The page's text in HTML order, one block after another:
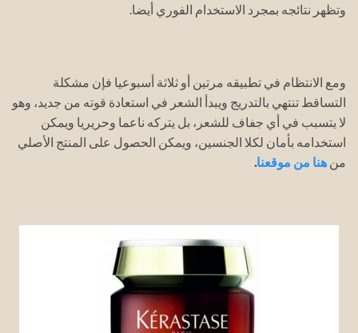
وتظهر نتائجه بمجرد الاستخدام الفوري أيضا.
ومع الانتظام في تطبيقه مرتين أو ثلاثة أسبوعيا فإن مشكلة
التساقط تنتهي بالتدريج ويبدأ الشعر في استعادة قوته من جديد، وهو
لا يتسبب في أي جفاف للشعر، بل يتركه ناعما وحريريا ويمكن
استخدامه بأمان لكلا الجنسين، ويمكن الحصول على المنتج الأصلي
من هنا من موقعنا.